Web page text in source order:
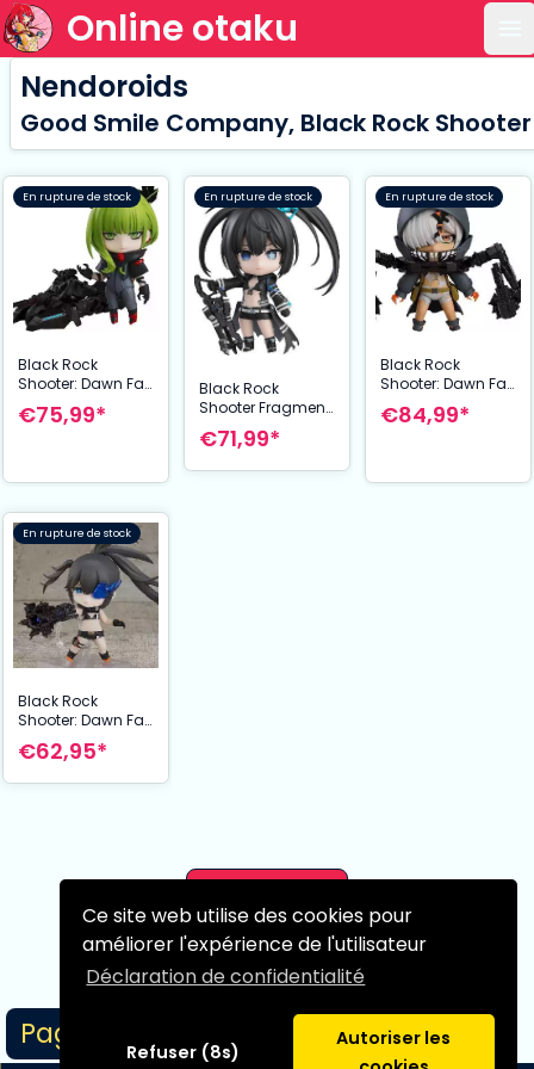
Ce site web utilise des cookies pour
améliorer l'expérience de l'utilisateur
Déclaration de confidentialité
Refuser (8s)
Autoriser les
Online otaku
Page 1/1
Nendoroids
Good Smile Company, Black Rock Shooter
En rupture de stock
Black Rock
Shooter: Dawn Fall
figurine Nendoroid
Dead Master 12
€75,99*
En rupture de stock
Black Rock
Shooter Fragment
figurine Nendoroid
Elishka 10 cm
€71,99*
En rupture de stock
Black Rock
Shooter: Dawn Fall
figurine Nendoroid
Strength Dawn Fall
€84,99*
En rupture de stock
Black Rock
Shooter: Dawn Fall
figurine Nendoroid
Empress 10 cm
€62,95*